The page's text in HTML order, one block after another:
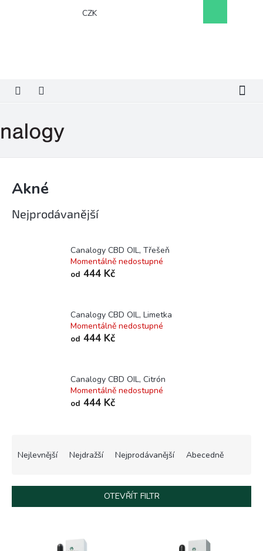
CZK
košík
Akné
Nejprodávanější
Canalogy CBD OIL, Třešeň
Momentálně nedostupné
od 444 Kč
Canalogy CBD OIL, Limetka
Momentálně nedostupné
od 444 Kč
Canalogy CBD OIL, Citrón
Momentálně nedostupné
od 444 Kč
í
Nejlevnější Nejdražší Nejprodávanější Abecedně
OTEVŘÍT FILTR